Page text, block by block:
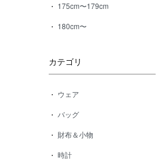
175cm〜179cm
180cm〜
カテゴリ
ウェア
バッグ
財布＆小物
時計